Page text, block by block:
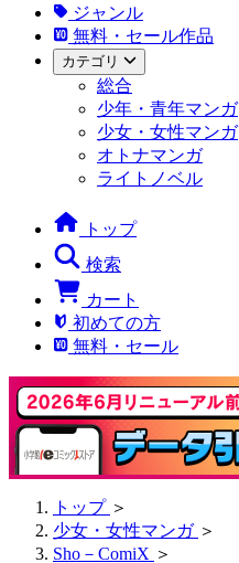
ジャンル
無料・セール作品
カテゴリ
総合
少年・青年マンガ
少女・女性マンガ
オトナマンガ
ライトノベル
トップ
検索
カート
初めての方
無料・セール
トップ ＞
少女・女性マンガ ＞
Sho－ComiX ＞